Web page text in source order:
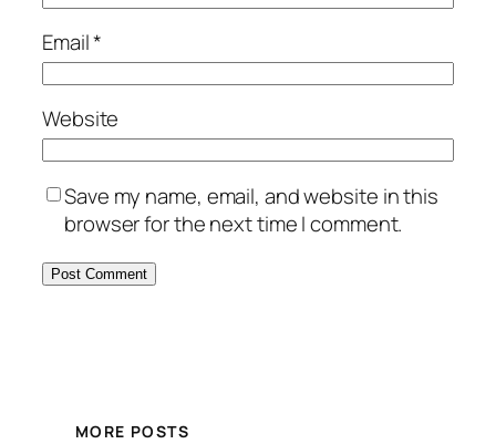
Email*
Website
Save my name, email, and website in this
browser for the next time I comment.
MORE POSTS